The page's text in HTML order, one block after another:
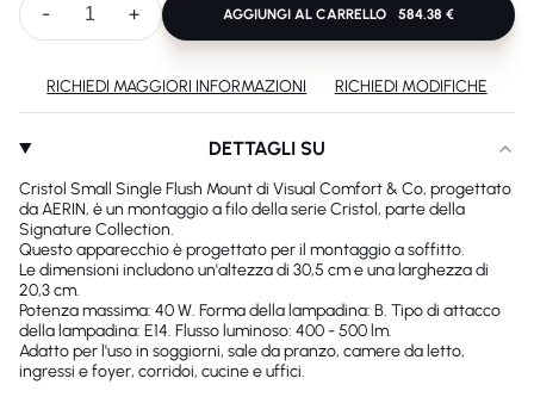
DETTAGLI SU
Cristol Small Single Flush Mount di Visual Comfort & Co, progettato
da AERIN, è un montaggio a filo della serie Cristol, parte della
Signature Collection.
Questo apparecchio è progettato per il montaggio a soffitto.
Le dimensioni includono un'altezza di 30,5 cm e una larghezza di
20,3 cm.
Potenza massima: 40 W. Forma della lampadina: B. Tipo di attacco
della lampadina: E14. Flusso luminoso: 400 - 500 lm.
Adatto per l'uso in soggiorni, sale da pranzo, camere da letto,
ingressi e foyer, corridoi, cucine e uffici.
- + AGGIUNGI AL CARRELLO 584.38 €
RICHIEDI MAGGIORI INFORMAZIONI RICHIEDI MODIFICHE